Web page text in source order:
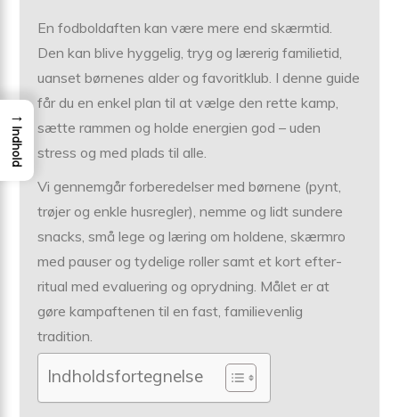
En fodboldaften kan være mere end skærmtid.
Den kan blive hyggelig, tryg og lærerig familietid,
uanset børnenes alder og favoritklub. I denne guide
får du en enkel plan til at vælge den rette kamp,
sætte rammen og holde energien god – uden
stress og med plads til alle.
Vi gennemgår forberedelser med børnene (pynt,
trøjer og enkle husregler), nemme og lidt sundere
snacks, små lege og læring om holdene, skærmro
med pauser og tydelige roller samt et kort efter-
ritual med evaluering og oprydning. Målet er at
gøre kampaftenen til en fast, familievenlig
tradition.
Indholdsfortegnelse
→
Indhold